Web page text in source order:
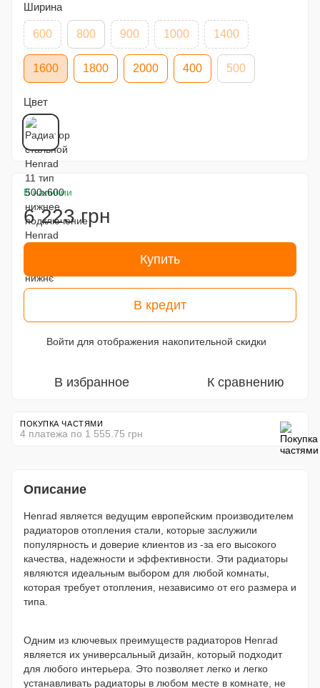
Ширина
600 800 900 1000 1400
1600 1800 2000 400 500
Цвет
В наличии
6 223 грн
Купить
В кредит
Войти для отображения накопительной скидки
В избранное К сравнению
ПОКУПКА ЧАСТЯМИ
4 платежа по 1 555.75 грн
Описание
Henrad является ведущим европейским производителем
радиаторов отопления стали, которые заслужили
популярность и доверие клиентов из -за его высокого
качества, надежности и эффективности. Эти радиаторы
являются идеальным выбором для любой комнаты,
которая требует отопления, независимо от его размера и
типа.
Одним из ключевых преимуществ радиаторов Henrad
является их универсальный дизайн, который подходит
для любого интерьера. Это позволяет легко и легко
устанавливать радиаторы в любом месте в комнате, не